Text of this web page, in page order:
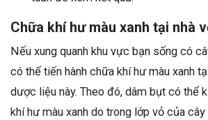
Chữa khí hư màu xanh tại nhà
Nếu xung quanh khu vực bạn sống có
có thể tiến hành chữa khí hư màu xanh
dược liệu này. Theo đó, dâm bụt có thể
khí hư màu xanh do trong lớp vỏ của